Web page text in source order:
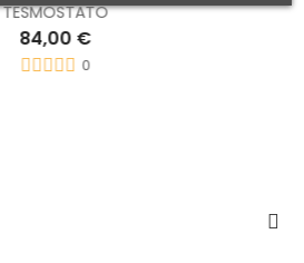
TESMOSTATO
84,00 €
0